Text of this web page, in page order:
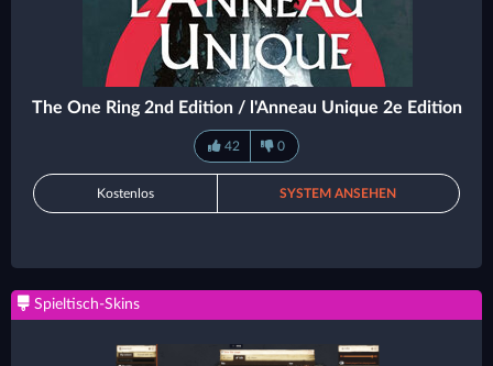
The One Ring 2nd Edition / l'Anneau Unique 2e Edition
42 0
Kostenlos SYSTEM ANSEHEN
Spieltisch-Skins